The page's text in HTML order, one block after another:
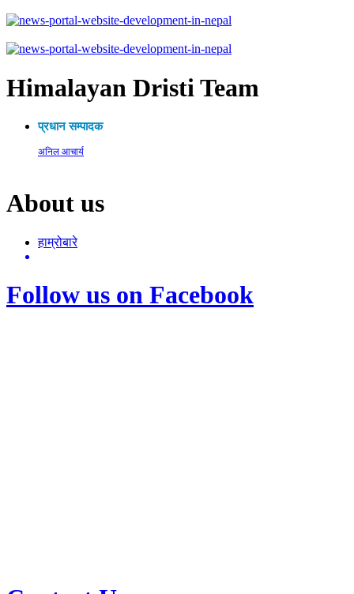
Himalayan Dristi Team
प्रधान सम्पादक
अनिल आचार्य
About us
हाम्रोबारे
Follow us on Facebook